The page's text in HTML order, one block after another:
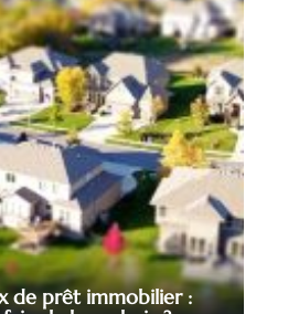
de prêt immobilier :